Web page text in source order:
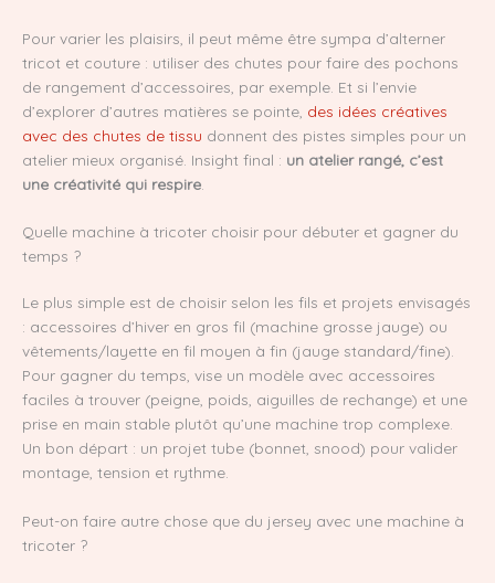
Pour varier les plaisirs, il peut même être sympa d’alterner
tricot et couture : utiliser des chutes pour faire des pochons
de rangement d’accessoires, par exemple. Et si l’envie
d’explorer d’autres matières se pointe, des idées créatives
avec des chutes de tissu donnent des pistes simples pour un
atelier mieux organisé. Insight final : un atelier rangé, c’est
une créativité qui respire
Quelle machine à tricoter choisir pour débuter et gagner du
temps ?
Le plus simple est de choisir selon les fils et projets envisagés
: accessoires d’hiver en gros fil (machine grosse jauge) ou
vêtements/layette en fil moyen à fin (jauge standard/fine).
Pour gagner du temps, vise un modèle avec accessoires
faciles à trouver (peigne, poids, aiguilles de rechange) et une
prise en main stable plutôt qu’une machine trop complexe.
Un bon départ : un projet tube (bonnet, snood) pour valider
montage, tension et rythme.
Peut-on faire autre chose que du jersey avec une machine à
tricoter ?